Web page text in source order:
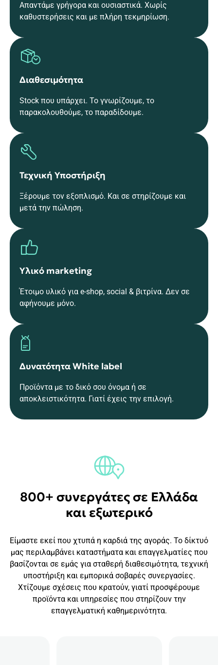
Απαντάμε γρήγορα και ουσιαστικά. Χωρίς
καθυστερήσεις και με πλήρη τεκμηρίωση.
Διαθεσιμότητα
Stock που υπάρχει. Το γνωρίζουμε, το
παρακολουθούμε, το παραδίδουμε.
Τεχνική Υποστήριξη
Ξέρουμε τον εξοπλισμό. Και σε στηρίζουμε και
μετά την πώληση.
Υλικό marketing
Έτοιμο υλικό για e-shop, social & βιτρίνα. Δεν σε
αφήνουμε μόνο.
Δυνατότητα White label
Προϊόντα με το δικό σου όνομα ή σε
αποκλειστικότητα. Γιατί έχεις την επιλογή.
800+ συνεργάτες σε Ελλάδα
και εξωτερικό
Είμαστε εκεί που χτυπά η καρδιά της αγοράς. Το δίκτυό
μας περιλαμβάνει καταστήματα και επαγγελματίες που
βασίζονται σε εμάς για σταθερή διαθεσιμότητα, τεχνική
υποστήριξη και εμπορικά σοβαρές συνεργασίες.
Χτίζουμε σχέσεις που κρατούν, γιατί προσφέρουμε
προϊόντα και υπηρεσίες που στηρίζουν την
επαγγελματική καθημερινότητα.